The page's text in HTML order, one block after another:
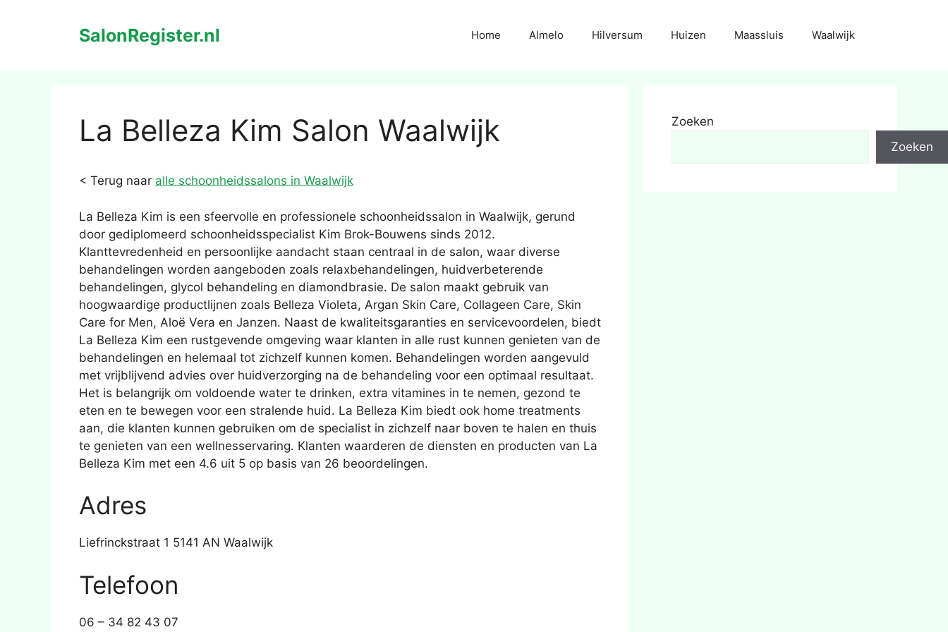
SalonRegister.nl Home Almelo Hilversum Huizen Maassluis Waalwijk
La Belleza Kim Salon Waalwijk
< Terug naar alle schoonheidssalons in Waalwijk
La Belleza Kim is een sfeervolle en professionele schoonheidssalon in Waalwijk, gerund
door gediplomeerd schoonheidsspecialist Kim Brok-Bouwens sinds 2012.
Klanttevredenheid en persoonlijke aandacht staan centraal in de salon, waar diverse
behandelingen worden aangeboden zoals relaxbehandelingen, huidverbeterende
behandelingen, glycol behandeling en diamondbrasie. De salon maakt gebruik van
hoogwaardige productlijnen zoals Belleza Violeta, Argan Skin Care, Collageen Care, Skin
Care for Men, Aloë Vera en Janzen. Naast de kwaliteitsgaranties en servicevoordelen, biedt
La Belleza Kim een rustgevende omgeving waar klanten in alle rust kunnen genieten van de
behandelingen en helemaal tot zichzelf kunnen komen. Behandelingen worden aangevuld
met vrijblijvend advies over huidverzorging na de behandeling voor een optimaal resultaat.
Het is belangrijk om voldoende water te drinken, extra vitamines in te nemen, gezond te
eten en te bewegen voor een stralende huid. La Belleza Kim biedt ook home treatments
aan, die klanten kunnen gebruiken om de specialist in zichzelf naar boven te halen en thuis
te genieten van een wellnesservaring. Klanten waarderen de diensten en producten van La
Belleza Kim met een 4.6 uit 5 op basis van 26 beoordelingen.
Adres
Liefrinckstraat 1 5141 AN Waalwijk
Telefoon
06 – 34 82 43 07
Zoeken
Zoeken